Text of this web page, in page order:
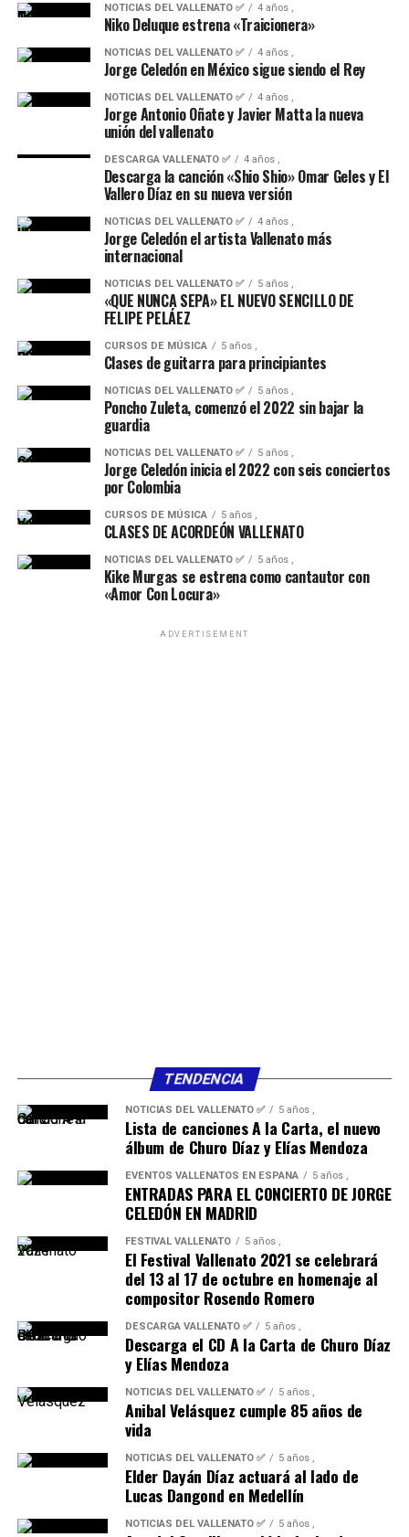
NOTICIAS DEL VALLENATO ✅ 4 años ,
Niko Deluque estrena «Traicionera»
NOTICIAS DEL VALLENATO ✅ 4 años ,
Jorge Celedón en México sigue siendo el Rey
NOTICIAS DEL VALLENATO ✅ 4 años ,
Jorge Antonio Oñate y Javier Matta la nueva
unión del vallenato
DESCARGA VALLENATO ✅ 4 años ,
Descarga la canción «Shio Shio» Omar Geles y El
Vallero Díaz en su nueva versión
NOTICIAS DEL VALLENATO ✅ 4 años ,
Jorge Celedón el artista Vallenato más
internacional
NOTICIAS DEL VALLENATO ✅ 5 años ,
«QUE NUNCA SEPA» EL NUEVO SENCILLO DE
FELIPE PELÁEZ
CURSOS DE MÚSICA 5 años ,
Clases de guitarra para principiantes
NOTICIAS DEL VALLENATO ✅ 5 años ,
Poncho Zuleta, comenzó el 2022 sin bajar la
guardia
NOTICIAS DEL VALLENATO ✅ 5 años ,
Jorge Celedón inicia el 2022 con seis conciertos
por Colombia
CURSOS DE MÚSICA 5 años ,
CLASES DE ACORDEÓN VALLENATO
NOTICIAS DEL VALLENATO ✅ 5 años ,
Kike Murgas se estrena como cantautor con
«Amor Con Locura»
ADVERTISEMENT
TENDENCIA
NOTICIAS DEL VALLENATO ✅ 5 años ,
Lista de canciones A la Carta, el nuevo
álbum de Churo Díaz y Elías Mendoza
EVENTOS VALLENATOS EN ESPAÑA 5 años ,
ENTRADAS PARA EL CONCIERTO DE JORGE
CELEDÓN EN MADRID
FESTIVAL VALLENATO 5 años ,
El Festival Vallenato 2021 se celebrará
del 13 al 17 de octubre en homenaje al
compositor Rosendo Romero
DESCARGA VALLENATO ✅ 5 años ,
Descarga el CD A la Carta de Churo Díaz
y Elías Mendoza
NOTICIAS DEL VALLENATO ✅ 5 años ,
Anibal Velásquez cumple 85 años de
vida
NOTICIAS DEL VALLENATO ✅ 5 años ,
Elder Dayán Díaz actuará al lado de
Lucas Dangond en Medellín
NOTICIAS DEL VALLENATO ✅ 5 años ,